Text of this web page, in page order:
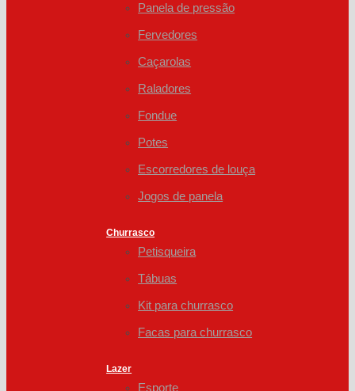
Panela de pressão
Fervedores
Caçarolas
Raladores
Fondue
Potes
Escorredores de louça
Jogos de panela
Churrasco
Petisqueira
Tábuas
Kit para churrasco
Facas para churrasco
Lazer
Esporte